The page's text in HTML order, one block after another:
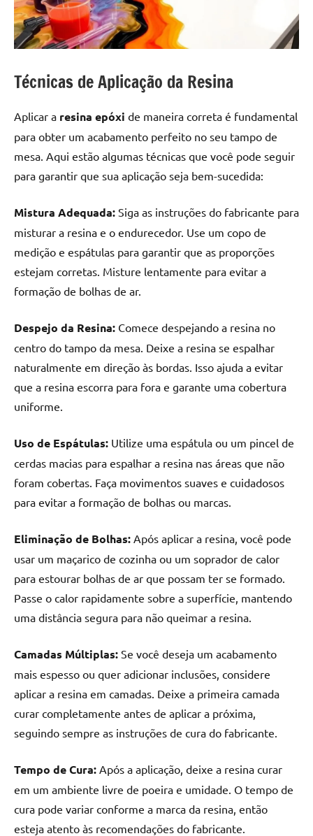
Técnicas de Aplicação da Resina
Aplicar a resina epóxi de maneira correta é fundamental
para obter um acabamento perfeito no seu tampo de
mesa. Aqui estão algumas técnicas que você pode seguir
para garantir que sua aplicação seja bem-sucedida:
Mistura Adequada: Siga as instruções do fabricante para
misturar a resina e o endurecedor. Use um copo de
medição e espátulas para garantir que as proporções
estejam corretas. Misture lentamente para evitar a
formação de bolhas de ar.
Despejo da Resina: Comece despejando a resina no
centro do tampo da mesa. Deixe a resina se espalhar
naturalmente em direção às bordas. Isso ajuda a evitar
que a resina escorra para fora e garante uma cobertura
uniforme.
Uso de Espátulas: Utilize uma espátula ou um pincel de
cerdas macias para espalhar a resina nas áreas que não
foram cobertas. Faça movimentos suaves e cuidadosos
para evitar a formação de bolhas ou marcas.
Eliminação de Bolhas: Após aplicar a resina, você pode
usar um maçarico de cozinha ou um soprador de calor
para estourar bolhas de ar que possam ter se formado.
Passe o calor rapidamente sobre a superfície, mantendo
uma distância segura para não queimar a resina.
Camadas Múltiplas: Se você deseja um acabamento
mais espesso ou quer adicionar inclusões, considere
aplicar a resina em camadas. Deixe a primeira camada
curar completamente antes de aplicar a próxima,
seguindo sempre as instruções de cura do fabricante.
Tempo de Cura: Após a aplicação, deixe a resina curar
em um ambiente livre de poeira e umidade. O tempo de
cura pode variar conforme a marca da resina, então
esteja atento às recomendações do fabricante.